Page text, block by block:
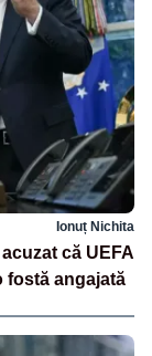
Ionuț Nichita
că UEFA
fostă angajată